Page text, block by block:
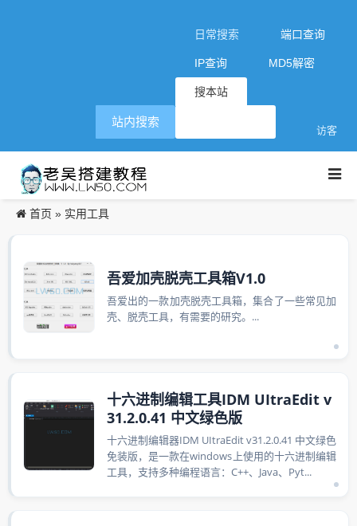
日常搜索 端口查询
IP查询 MD5解密
搜本站
访客
站内搜索
首页 » 实用工具
吾爱加壳脱壳工具箱V1.0
吾爱出的一款加壳脱壳工具箱，集合了一些常见加
壳、脱壳工具，有需要的研究。...
十六进制编辑工具IDM UItraEdit v
31.2.0.41 中文绿色版
十六进制编辑器IDM UItraEdit v31.2.0.41 中文绿色
免装版，是一款在windows上使用的十六进制编辑
工具，支持多种编程语言：C++、Java、Pyt...